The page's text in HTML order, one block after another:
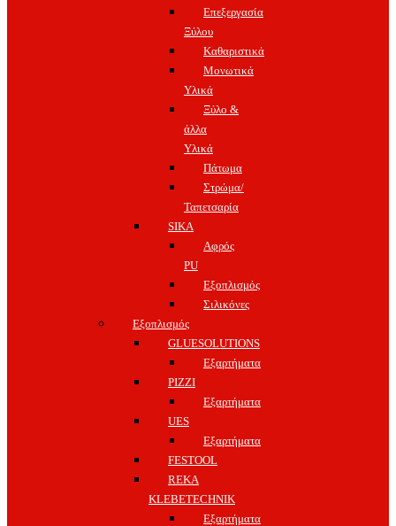
Επεξεργασία
Ξύλου
Καθαριστικά
Μονωτικά
Υλικά
Ξύλο &
άλλα
Υλικά
Πάτωμα
Στρώμα/
Ταπετσαρία
SIKA
Αφρός
PU
Εξοπλισμός
Σιλικόνες
Εξοπλισμός
GLUESOLUTIONS
Εξαρτήματα
PIZZI
Εξαρτήματα
UES
Εξαρτήματα
FESTOOL
REKA
KLEBETECHNIK
Εξαρτήματα